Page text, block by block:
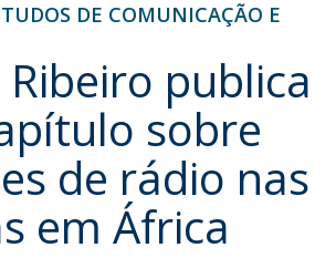
DE COMUNICAÇÃO E
publica
sobre
de rádio nas
em África